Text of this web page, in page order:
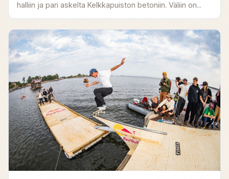
halliin ja pari askelta Kelkkapuiston betoniin. Väliin on...